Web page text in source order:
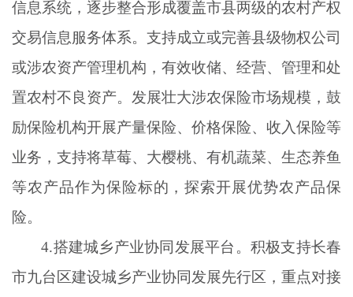
信息系统，逐步整合形成覆盖市县两级的农村产权
交易信息服务体系。支持成立或完善县级物权公司
或涉农资产管理机构，有效收储、经营、管理和处
置农村不良资产。发展壮大涉农保险市场规模，鼓
励保险机构开展产量保险、价格保险、收入保险等
业务，支持将草莓、大樱桃、有机蔬菜、生态养鱼
等农产品作为保险标的，探索开展优势农产品保
险。
4.搭建城乡产业协同发展平台。积极支持长春
市九台区建设城乡产业协同发展先行区，重点对接